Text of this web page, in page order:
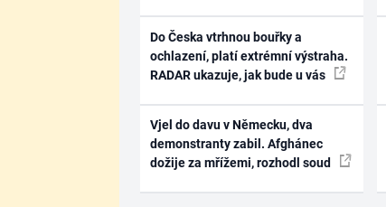
Do Česka vtrhnou bouřky a
ochlazení, platí extrémní výstraha.
RADAR ukazuje, jak bude u vás
Vjel do davu v Německu, dva
demonstranty zabil. Afghánec
dožije za mřížemi, rozhodl soud